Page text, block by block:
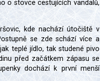
o stovce cestujících vandalů,
kde nachází útočiště v
se zde schází více a
teplé jídlo, tak studené pivo
před začátkem zápasu se
dochází k první menší